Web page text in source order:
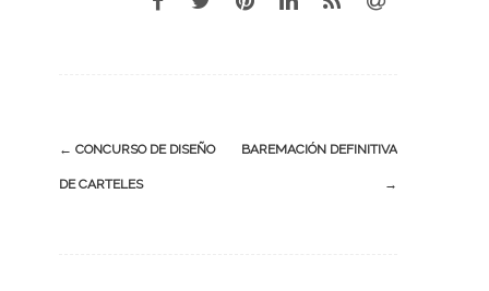
Navegación
de
← CONCURSO DE DISEÑO
DE CARTELES
BAREMACIÓN DEFINITIVA
→